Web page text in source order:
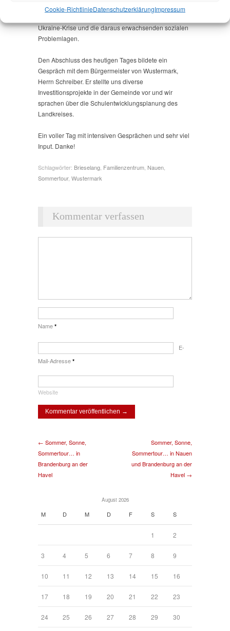
Cookie-RichtlinieDatenschutz­erklärungImpressum
Heimann und zur Tafel in Brieselang. Auch hier ging es
Ukraine-Krise und die daraus erwachsenden sozialen
Problemlagen.
Den Abschluss des heutigen Tages bildete ein
Gespräch mit dem Bürgermeister von Wustermark,
Herrn Schreiber. Er stellte uns diverse
Investitionsprojekte in der Gemeinde vor und wir
sprachen über die Schulentwicklungsplanung des
Landkreises.
Ein voller Tag mit intensiven Gesprächen und sehr viel
Input. Danke!
Schlagwörter: Brieselang Familienzentrum Nauen
Sommertour, Wustermark
Kommentar verfassen
Name *
E-
Mail-Adresse *
Website
← Sommer, Sonne,
Sommertour… in
Brandenburg an der
Havel
Sommer, Sonne,
Sommertour… in Nauen
und Brandenburg an der
Havel →
August 2026
M D M D F S S
1 2
3 4 5 6 7 8 9
10 11 12 13 14 15 16
17 18 19 20 21 22 23
24 25 26 27 28 29 30